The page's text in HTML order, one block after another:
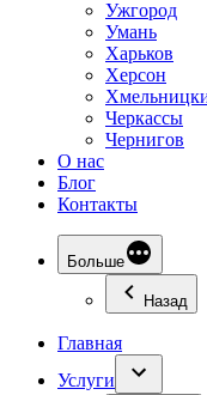
Ужгород
Умань
Харьков
Херсон
Черкассы
Чернигов
О нас
Блог
Контакты
Больше
Назад
Главная
Услуги